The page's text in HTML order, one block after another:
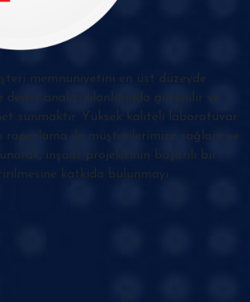
memnuniyetini en üst düzeyde
analizi alanlarında güvenilir ve
sunmaktır. Yüksek kaliteli laboratuvar
raporlama ile müşterilerimize sağlam ve
inşaat projelerinin başarılı bir
katkıda bulunmayı